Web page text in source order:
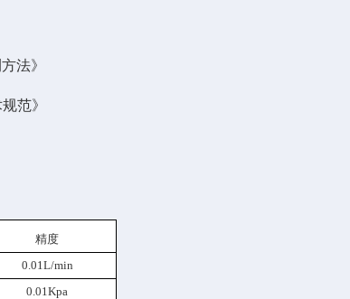
法》
范》
精度
0.01L/min
0. 01 Kpa